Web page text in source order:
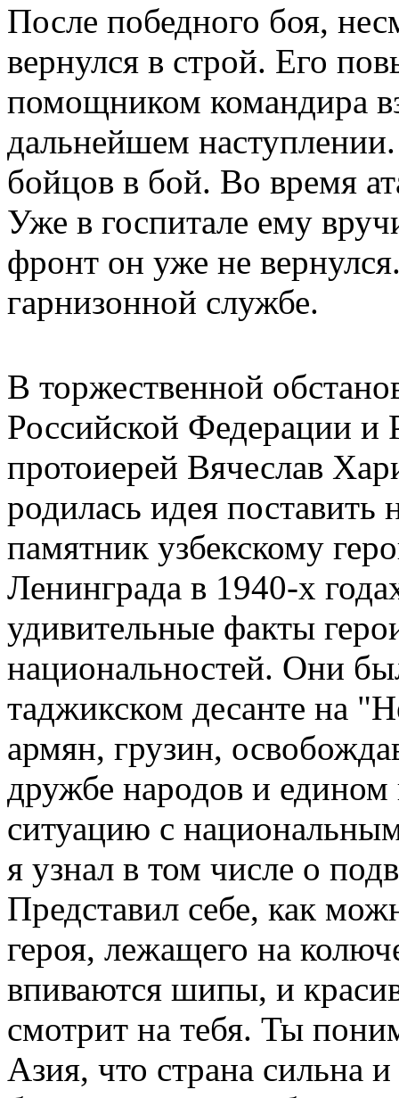
После победного боя,
вернулся в строй. Его
помощником командира
дальнейшем
бойцов в бой. Во время
Уже в госпитале ему
фронт он уже не
гарнизонной службе.
В торжественной
Российской Федерации и
протоиерей Вячеслав
родилась идея поставить
памятник узбекскому
Ленинграда в 1940-х
удивительные факты
национальностей. Они
таджикском десанте на
армян, грузин,
дружбе народов и
ситуацию с
я узнал в том числе о
Представил себе, как
героя, лежащего на
впиваются шипы, и
смотрит на тебя. Ты
Азия, что страна сильна